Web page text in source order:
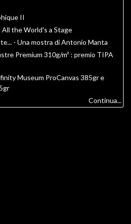
II
the World's a Stage
- Una mostra di Antonio Manta
Premium 310g/m² : premio TIPA
Museum ProCanvas 385gr e
Continua...